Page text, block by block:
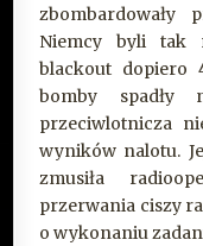
zbombardowały
Niemcy byli tak
blackout dopiero
bomby spadły
przeciwlotnicza
wyników nalotu.
zmusiła
przerwania ciszy
o wykonaniu